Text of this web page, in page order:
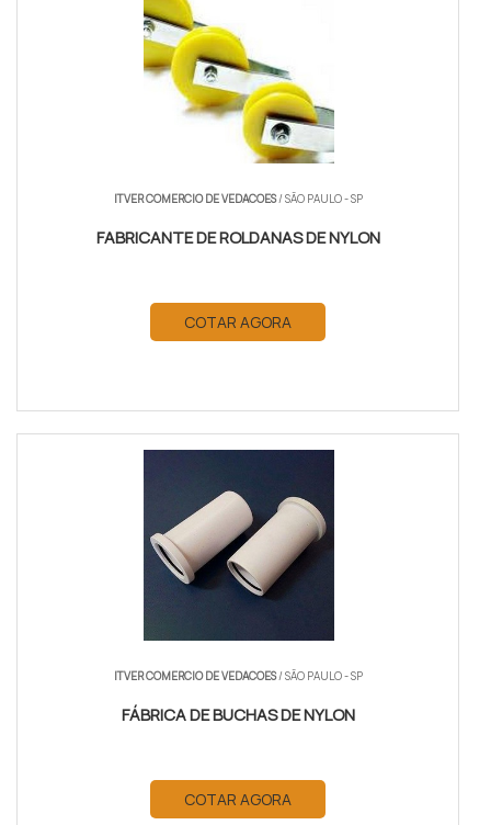
ITVER COMERCIO DE VEDACOES/ SÃO PAULO - SP
FABRICANTE DE ROLDANAS DE NYLON
COTAR AGORA
ITVER COMERCIO DE VEDACOES/ SÃO PAULO - SP
FÁBRICA DE BUCHAS DE NYLON
COTAR AGORA